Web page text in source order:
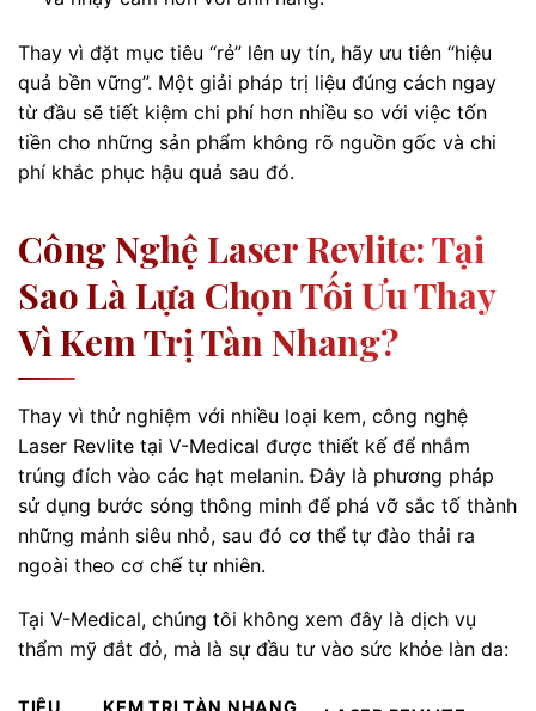
Thay vì đặt mục tiêu “rẻ” lên uy tín, hãy ưu tiên “hiệu
quả bền vững”. Một giải pháp trị liệu đúng cách ngay
từ đầu sẽ tiết kiệm chi phí hơn nhiều so với việc tốn
tiền cho những sản phẩm không rõ nguồn gốc và chi
phí khắc phục hậu quả sau đó.
Công Nghệ Laser Revlite: Tại
Sao Là Lựa Chọn Tối Ưu Thay
Vì Kem Trị Tàn Nhang?
Thay vì thử nghiệm với nhiều loại kem, công nghệ
Laser Revlite tại V-Medical được thiết kế để nhắm
trúng đích vào các hạt melanin. Đây là phương pháp
sử dụng bước sóng thông minh để phá vỡ sắc tố thành
những mảnh siêu nhỏ, sau đó cơ thể tự đào thải ra
ngoài theo cơ chế tự nhiên.
Tại V-Medical, chúng tôi không xem đây là dịch vụ
thẩm mỹ đắt đỏ, mà là sự đầu tư vào sức khỏe làn da: